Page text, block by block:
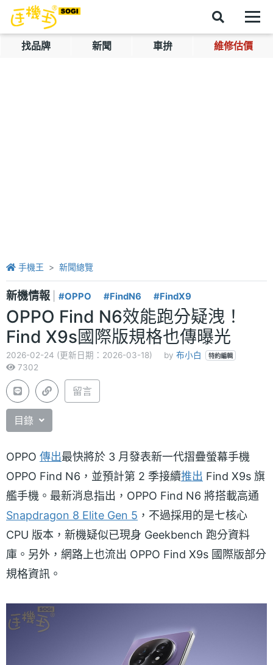
找品牌 新聞 車拚 維修估價
手機王 新聞總覽
新機情報 #OPPO #FindN6 #FindX9
OPPO Find N6效能跑分疑洩！
Find X9s國際版規格也傳曝光
2026-02-24 (更新日期：2026-03-18) by 布小白 特約編輯
7302
留言
目錄
OPPO 傳出最快將於 3 月發表新一代摺疊螢幕手機
OPPO Find N6，並預計第 2 季接續推出 Find X9s 旗
艦手機。最新消息指出，OPPO Find N6 將搭載高通
Snapdragon 8 Elite Gen 5 ，不過採用的是七核心
CPU 版本，新機疑似已現身 Geekbench 跑分資料
庫。另外，網路上也流出 OPPO Find X9s 國際版部分
規格資訊。